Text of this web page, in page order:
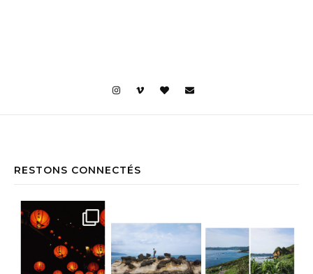
RESTONS CONNECTÉS